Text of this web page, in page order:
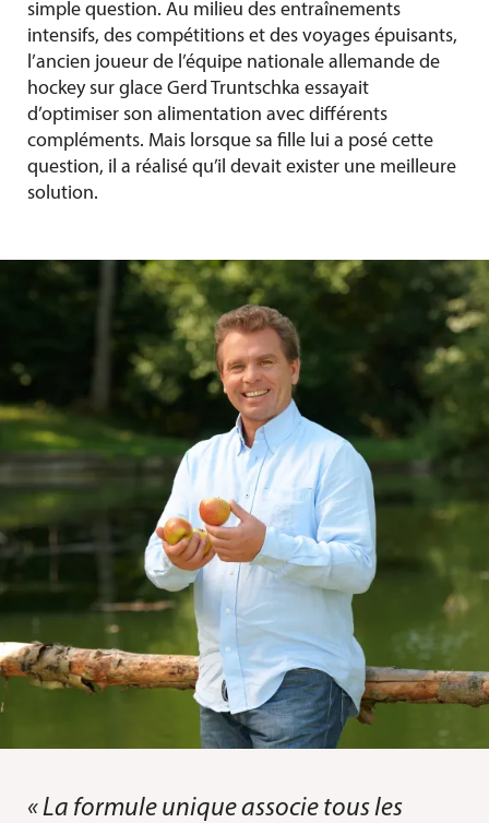
simple question. Au milieu des entraînements
intensifs, des compétitions et des voyages épuisants,
l’ancien joueur de l’équipe nationale allemande de
hockey sur glace Gerd Truntschka essayait
d’optimiser son alimentation avec différents
compléments. Mais lorsque sa fille lui a posé cette
question, il a réalisé qu’il devait exister une meilleure
solution.
« La formule unique associe tous les